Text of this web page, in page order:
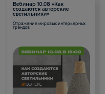
Вебинар 10.08 «Как
создаются авторские
светильники»
Отражение мировых интерьерных
трендов